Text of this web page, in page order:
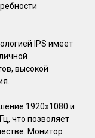
IPS имеет
высокой
1920х1080 и
что позволяет
Монитор